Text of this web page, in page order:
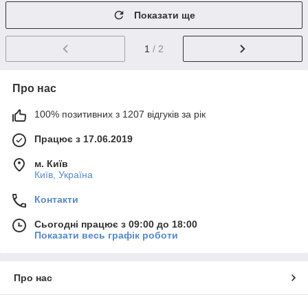
Показати ще
1 / 2
Про нас
100% позитивних з 1207 відгуків за рік
Працює з 17.06.2019
м. Київ
Київ, Україна
Контакти
Сьогодні працює з 09:00 до 18:00
Показати весь графік роботи
Про нас